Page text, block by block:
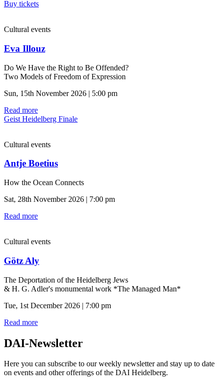
Buy tickets
Cultural events
Eva Illouz
Do We Have the Right to Be Offended?
Two Models of Freedom of Expression
Sun, 15th November 2026 | 5:00 pm
Read more
Geist Heidelberg Finale
Cultural events
Antje Boetius
How the Ocean Connects
Sat, 28th November 2026 | 7:00 pm
Read more
Cultural events
Götz Aly
The Deportation of the Heidelberg Jews
& H. G. Adler's monumental work *The Managed Man*
Tue, 1st December 2026 | 7:00 pm
Read more
DAI-Newsletter
Here you can subscribe to our weekly newsletter and stay up to date
on events and other offerings of the DAI Heidelberg.